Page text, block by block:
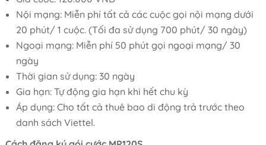
Nội mạng: Miễn phí tất cả các cuộc gọi nội mạng dưới
20 phút/ 1 cuộc. (Tối đa sử dụng 700 phút/ 30 ngày)
Ngoại mạng: Miễn phí 50 phút gọi ngoại mạng/ 30
ngày
Thời gian sử dụng: 30 ngày
Gia hạn: Tự động gia hạn khi hết chu kỳ
Áp dụng: Cho tất cả thuê bao di động trả trước theo
danh sách Viettel.